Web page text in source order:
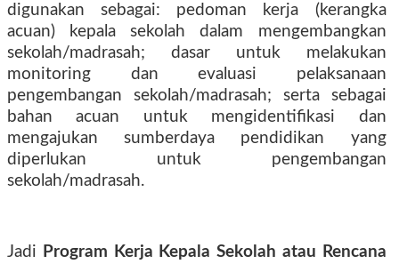
digunakan sebagai: pedoman kerja (kerangka
acuan) kepala sekolah dalam mengembangkan
sekolah/madrasah; dasar untuk melakukan
monitoring dan evaluasi pelaksanaan
pengembangan sekolah/madrasah; serta sebagai
bahan acuan untuk mengidentifikasi dan
mengajukan sumberdaya pendidikan yang
diperlukan untuk pengembangan
sekolah/madrasah.
Jadi
Program Kerja Kepala Sekolah atau Rencana